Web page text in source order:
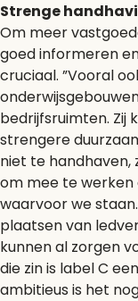
Strenge
Om meer
goed informeren
cruciaal. ”Vooral
bedrijfsruimten. Zij
strengere
niet te handhaven,
om mee te
waarvoor we
plaatsen van
kunnen al zorgen
die zin is label C
ambitieus is het